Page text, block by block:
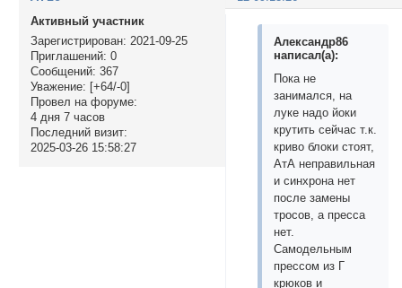
Активный участник
Зарегистрирован: 2021-09-25
Приглашений: 0
Сообщений: 367
Уважение: [+64/-0]
Провел на форуме:
4 дня 7 часов
Последний визит:
2025-03-26 15:58:27
Александр86
написал(а):
Пока не
занимался, на
луке надо йоки
крутить сейчас т.к.
криво блоки стоят,
АтА неправильная
и синхрона нет
после замены
тросов, а пресса
нет.
Самодельным
прессом из Г
крюков и